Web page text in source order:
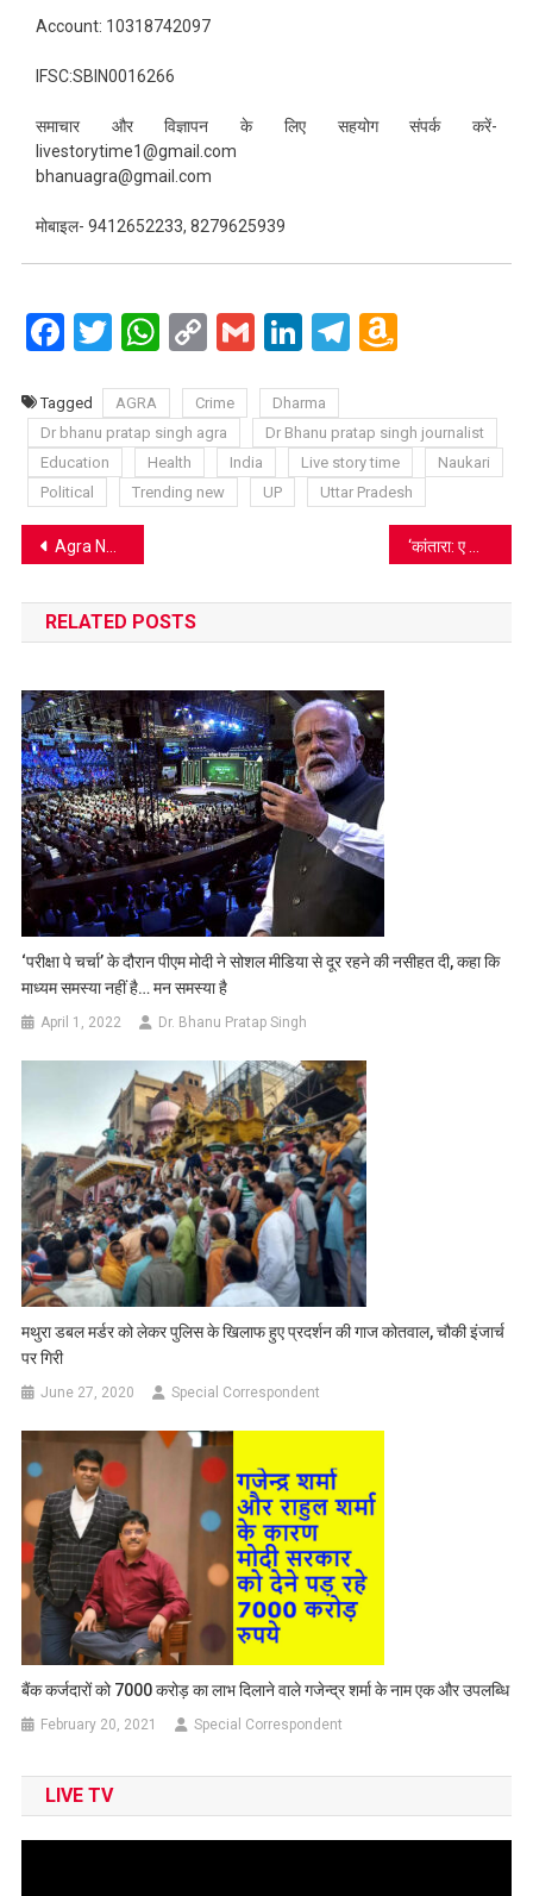
Account: 10318742097
IFSC:SBIN0016266
समाचार और विज्ञापन के लिए सहयोग संपर्क करें-
livestorytime1@gmail.com
bhanuagra@gmail.com
मोबाइल- 9412652233, 8279625939
Facebook
Twitter
WhatsApp
CopyGmailLinkedIn
Telegram
Amazon
List
Tagged AGRA Crime
Dharma
Dr bhanu pratap singh agra
Dr Bhanu pratap singh journalist
Education
Health India Live story time
Naukari
Political
Trending new UP Uttar Pradesh
Post
navigation
Agra News: वाटर पार्क में 9 वर्षीय मासूम की डूबकर मौत, प्रबंधन की लापरवाही पर भड़के परिजन
RELATED POSTS
‘परीक्षा पे चर्चा’ के दौरान पीएम मोदी ने सोशल मीडिया से दूर रहने की नसीहत दी, कहा कि
माध्यम समस्या नहीं है… मन समस्या है
April 1, 2022 Dr. Bhanu Pratap Singh
मथुरा डबल मर्डर को लेकर पुलिस के खिलाफ हुए प्रदर्शन की गाज कोतवाल, चौकी इंजार्च
पर गिरी
June 27, 2020 Special Correspondent
बैंक कर्जदारों को 7000 करोड़ का लाभ दिलाने वाले गजेन्द्र शर्मा के नाम एक और उपलब्धि
February 20, 2021 Special Correspondent
LIVE TV